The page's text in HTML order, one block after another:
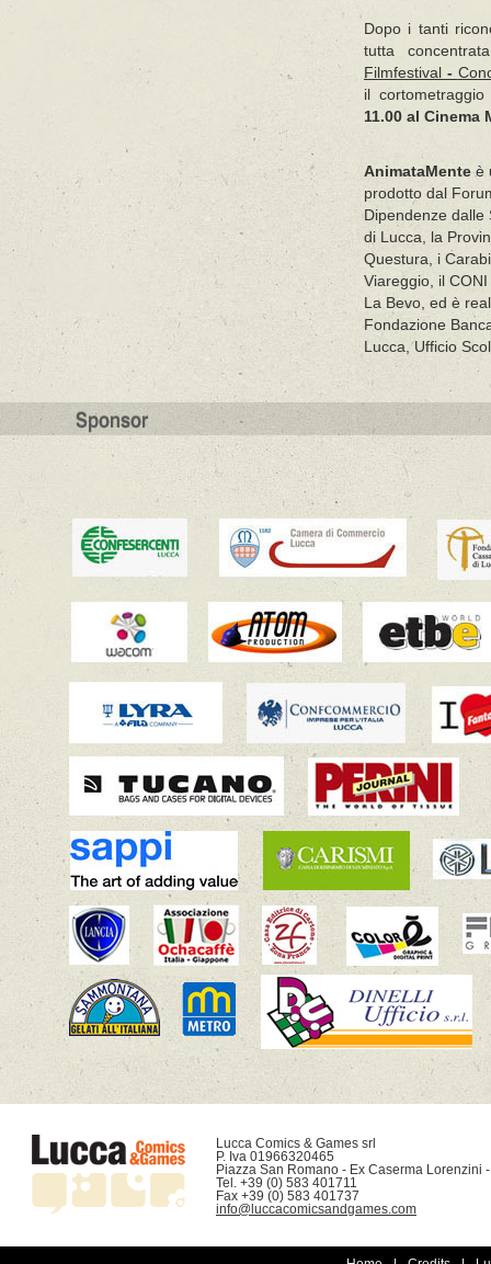
Dopo i tanti
tutta
Filmfestival -
il
11.00 al Cinema
AnimataMente è
prodotto dal
Dipendenze
di Lucca, la
Questura, i
Viareggio, il
La Bevo, ed è
Fondazione
Lucca, Ufficio
Lucca Comics & Games srl
P. Iva 01966320465
Piazza San Romano - Ex Caserma Lorenzini
Tel. +39 (0) 583 401711
info@luccacomicsandgames.com